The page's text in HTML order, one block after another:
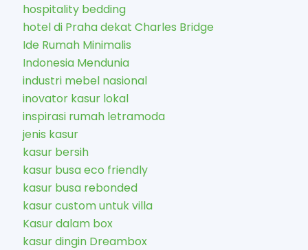
hospitality bedding
hotel di Praha dekat Charles Bridge
Ide Rumah Minimalis
Indonesia Mendunia
industri mebel nasional
inovator kasur lokal
inspirasi rumah letramoda
jenis kasur
kasur bersih
kasur busa eco friendly
kasur busa rebonded
kasur custom untuk villa
Kasur dalam box
kasur dingin Dreambox